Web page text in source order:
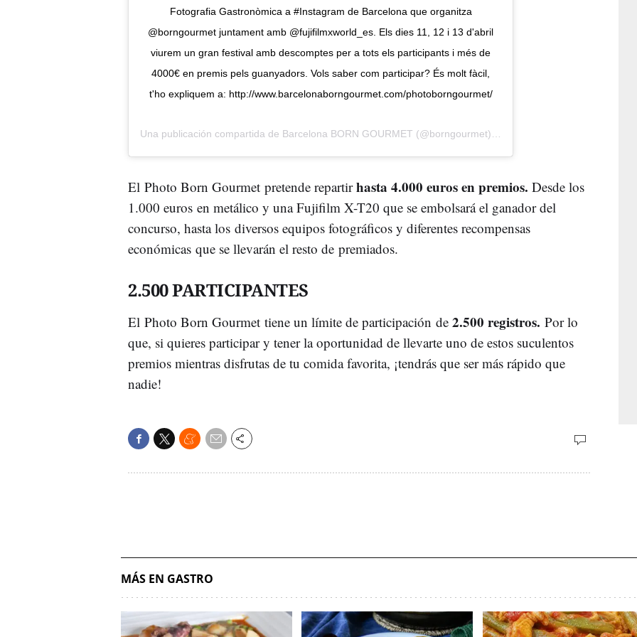
Fotografia Gastronòmica a #Instagram de Barcelona que organitza
@borngourmet juntament amb @fujifilmxworld_es. Els dies 11, 12 i 13 d'abril
viurem un gran festival amb descomptes per a tots els participants i més de
4000€ en premis pels guanyadors. Vols saber com participar? És molt fàcil,
t'ho expliquem a: http://www.barcelonaborngourmet.com/photoborngourmet/
Una publicación compartida de Barcelona BORN GOURMET (@borngourmet) el
El Photo Born Gourmet pretende repartirhasta 4.000 euros en premios. Desde los
1.000 euros en metálico y una Fujifilm X-T20 que se embolsará el ganador del
concurso, hasta los diversos equipos fotográficos y diferentes recompensas
económicas que se llevarán el resto de premiados.
2.500 PARTICIPANTES
El Photo Born Gourmet tiene un límite de participación de 2.500 registros. Por lo
que, si quieres participar y tener la oportunidad de llevarte uno de estos suculentos
premios mientras disfrutas de tu comida favorita, ¡tendrás que ser más rápido que
nadie!
MÁS EN GASTRO